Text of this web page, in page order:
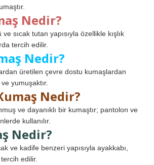
Nedir?
sıcak tutan yapısıyla özellikle kışlık
tercih edilir.
Nedir?
üretilen çevre dostu kumaşlardan
yumuşaktır.
Nedir?
ve dayanıklı bir kumaştır; pantolon ve
kullanılır.
Nedir?
ve kadife benzeri yapısıyla ayakkabı,
edilir.